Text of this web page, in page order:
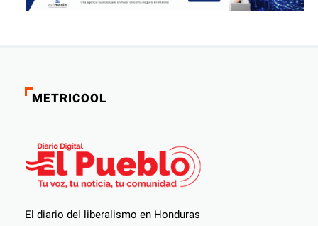
METRICOOL
El diario del liberalismo en Honduras